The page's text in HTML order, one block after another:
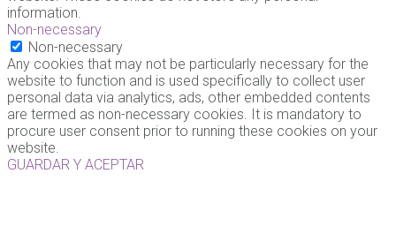
information.
Non-necessary
Non-necessary
Any cookies that may not be particularly necessary for the
website to function and is used specifically to collect user
personal data via analytics, ads, other embedded contents
are termed as non-necessary cookies. It is mandatory to
procure user consent prior to running these cookies on your
website.
GUARDAR Y ACEPTAR